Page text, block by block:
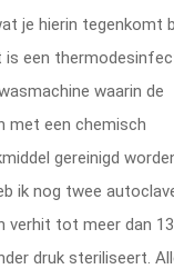
je hierin tegenkomt
is een
waarin de
met een chemisch
gereinigd
ik nog twee
verhit tot meer dan
druk steriliseert.